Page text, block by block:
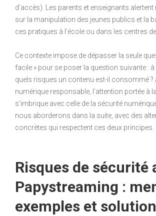
d’accès). Les parents et enseignants
sur la manipulation des jeunes publics et la
ces pratiques à l’école ou dans les centres
Ce contexte impose de dépasser la seule
facile » pour se poser la question suivante : à
quels risques un contenu est-il consommé ?
numérique responsable, l’attention portée à
s’imbrique avec celle de la sécurité
nous aborderons dans la suite, avec des
concrètes qui respectent ces deux principes.
Risques de sécurité
Papystreaming :
exemples et